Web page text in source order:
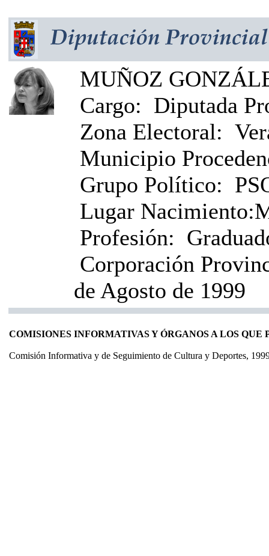
MUÑOZ
Cargo: Diputada
Zona Electoral:
Municipio
Grupo Político:
Lugar Nacimiento:
Profesión:
Corporación
de Agosto de 1999
COMISIONES INFORMATIVAS Y ÓRGANOS A LOS QUE
Comisión Informativa y de Seguimiento de Cultura y Deportes,